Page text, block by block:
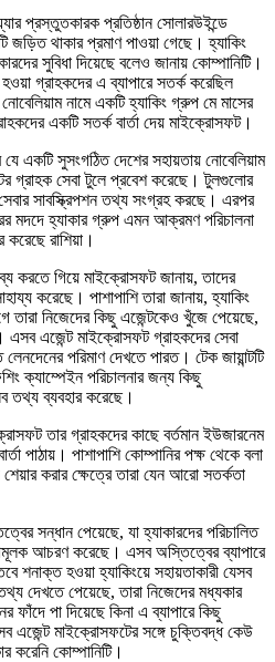
প্রস্তুতকারক প্রতিষ্ঠান সোলারউইন্ডে
জড়িত থাকার প্রমাণ পাওয়া গেছে। হ্যাকিং
সুবিধা দিয়েছে বলেও জানায় কোম্পানিটি।
হওয়া গ্রাহকদের এ ব্যাপারে সতর্ক করেছিল
নামে একটি হ্যাকিং গ্রুপ মে মাসের
একটি সতর্ক বার্তা দেয় মাইক্রোসফট।
একটি সুসংগঠিত দেশের সহায়তায় নোবেলিয়াম
গ্রাহক সেবা টুলে প্রবেশ করেছে। টুলগুলোর
সাবস্ক্রিপশন তথ্য সংগ্রহ করছে। এরপর
মদদে হ্যাকার গ্রুপ এমন আক্রমণ পরিচালনা
রাশিয়া।
করতে গিয়ে মাইক্রোসফট জানায়, তাদের
করেছে। পাশাপাশি তারা জানায়, হ্যাকিং
তারা নিজেদের কিছু এজেন্টকেও খুঁজে পেয়েছে,
এসব এজেন্ট মাইক্রোসফট গ্রাহকদের সেবা
পরিমাণ দেখতে পারত। টেক জায়ান্টটি
ক্যাম্পেইন পরিচালনার জন্য কিছু
তথ্য ব্যবহার করেছে।
তার গ্রাহকদের কাছে বর্তমান ইউজারনেম
পাঠায়। পাশাপাশি কোম্পানির পক্ষ থেকে বলা
করার ক্ষেত্রে তারা যেন আরো সতর্কতা
সন্ধান পেয়েছে, যা হ্যাকারদের পরিচালিত
আচরণ করেছে। এসব অস্তিত্বের ব্যাপারে
শনাক্ত হওয়া হ্যাকিংয়ে সহায়তাকারী যেসব
দেখতে পেয়েছে, তারা নিজেদের মধ্যকার
ফাঁদে পা দিয়েছে কিনা এ ব্যাপারে কিছু
এজেন্ট মাইক্রোসফটের সঙ্গে চুক্তিবদ্ধ কেউ
করেনি কোম্পানিটি।